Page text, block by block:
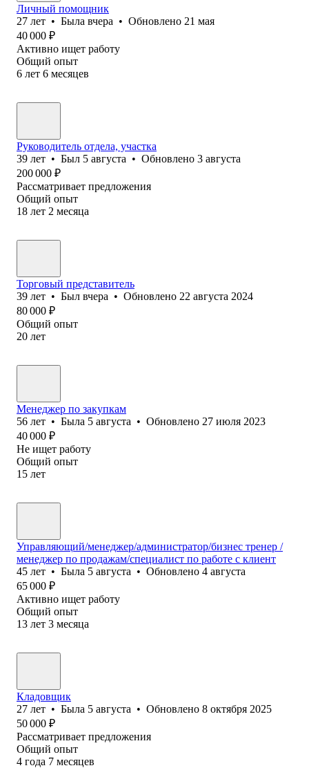
Личный помощник
27 лет • Была вчера • Обновлено 21 мая
40 000 ₽
Активно ищет работу
Общий опыт
6 лет 6 месяцев
Руководитель отдела, участка
39 лет • Был 5 августа • Обновлено 3 августа
200 000 ₽
Рассматривает предложения
Общий опыт
18 лет 2 месяца
Торговый представитель
39 лет • Был вчера • Обновлено 22 августа 2024
80 000 ₽
Общий опыт
20 лет
Менеджер по закупкам
56 лет • Была 5 августа • Обновлено 27 июля 2023
40 000 ₽
Не ищет работу
Общий опыт
15 лет
Управляющий/менеджер/администратор/бизнес тренер /
менеджер по продажам/специалист по работе с клиент
45 лет • Была 5 августа • Обновлено 4 августа
65 000 ₽
Активно ищет работу
Общий опыт
13 лет 3 месяца
Кладовщик
27 лет • Была 5 августа • Обновлено 8 октября 2025
50 000 ₽
Рассматривает предложения
Общий опыт
4 года 7 месяцев